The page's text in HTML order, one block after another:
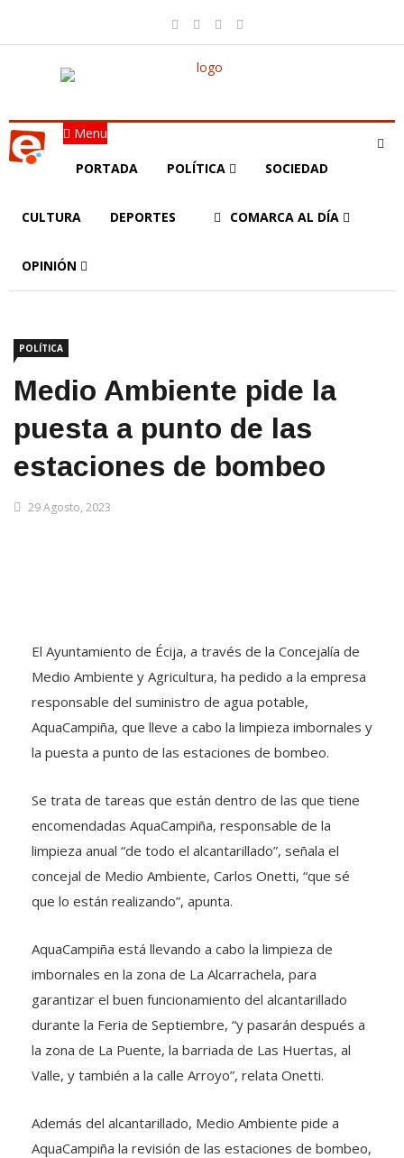
Menu
PORTADA POLÍTICA SOCIEDAD
CULTURA DEPORTES COMARCA AL DÍA
OPINIÓN
POLÍTICA
Medio Ambiente pide la
puesta a punto de las
estaciones de bombeo
29 Agosto, 2023
El Ayuntamiento de Écija, a través de la Concejalía de
Medio Ambiente y Agricultura, ha pedido a la empresa
responsable del suministro de agua potable,
AquaCampiña, que lleve a cabo la limpieza imbornales y
la puesta a punto de las estaciones de bombeo.
Se trata de tareas que están dentro de las que tiene
encomendadas AquaCampiña, responsable de la
limpieza anual “de todo el alcantarillado”, señala el
concejal de Medio Ambiente, Carlos Onetti, “que sé
que lo están realizando”, apunta.
AquaCampiña está llevando a cabo la limpieza de
imbornales en la zona de La Alcarrachela, para
garantizar el buen funcionamiento del alcantarillado
durante la Feria de Septiembre, “y pasarán después a
la zona de La Puente, la barriada de Las Huertas, al
Valle, y también a la calle Arroyo”, relata Onetti.
Además del alcantarillado, Medio Ambiente pide a
AquaCampiña la revisión de las estaciones de bombeo,